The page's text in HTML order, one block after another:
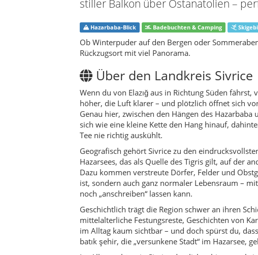
Geografisch gehört Sivrice zu den
Dazu kommen verstreute Dörfer, Felder und
ist, sondern auch ganz normaler Lebensraum –
noch „anschreiben“ lassen kann.
mittelalterliche Festungsreste, Geschichten von
im Alltag kaum sichtbar – und doch spürst du,
batık şehir, die „versunkene Stadt“ im Hazarsee,
Im Alltag geht es in Sivrice deutlich ruhiger zu als
kleinen Pensionen, Campingplätzen, Cafés und
Fischerei und Handwerk. Im Winter verlagert sich
Wasser: Strände öffnen, Tretboote werden poliert,
Für Reisende ist Sivrice deshalb so spannend,
Panoramen, Badefeeling, Dorfleben und
Wanderung zu einem Aussichtspunkt machen,
Resort zu sein.
Die Atmosphäre des Landkreises ist entspannt,
Richtwerte als starre Termine, und ein kurzer